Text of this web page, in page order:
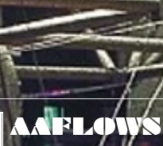
AAFLOWS